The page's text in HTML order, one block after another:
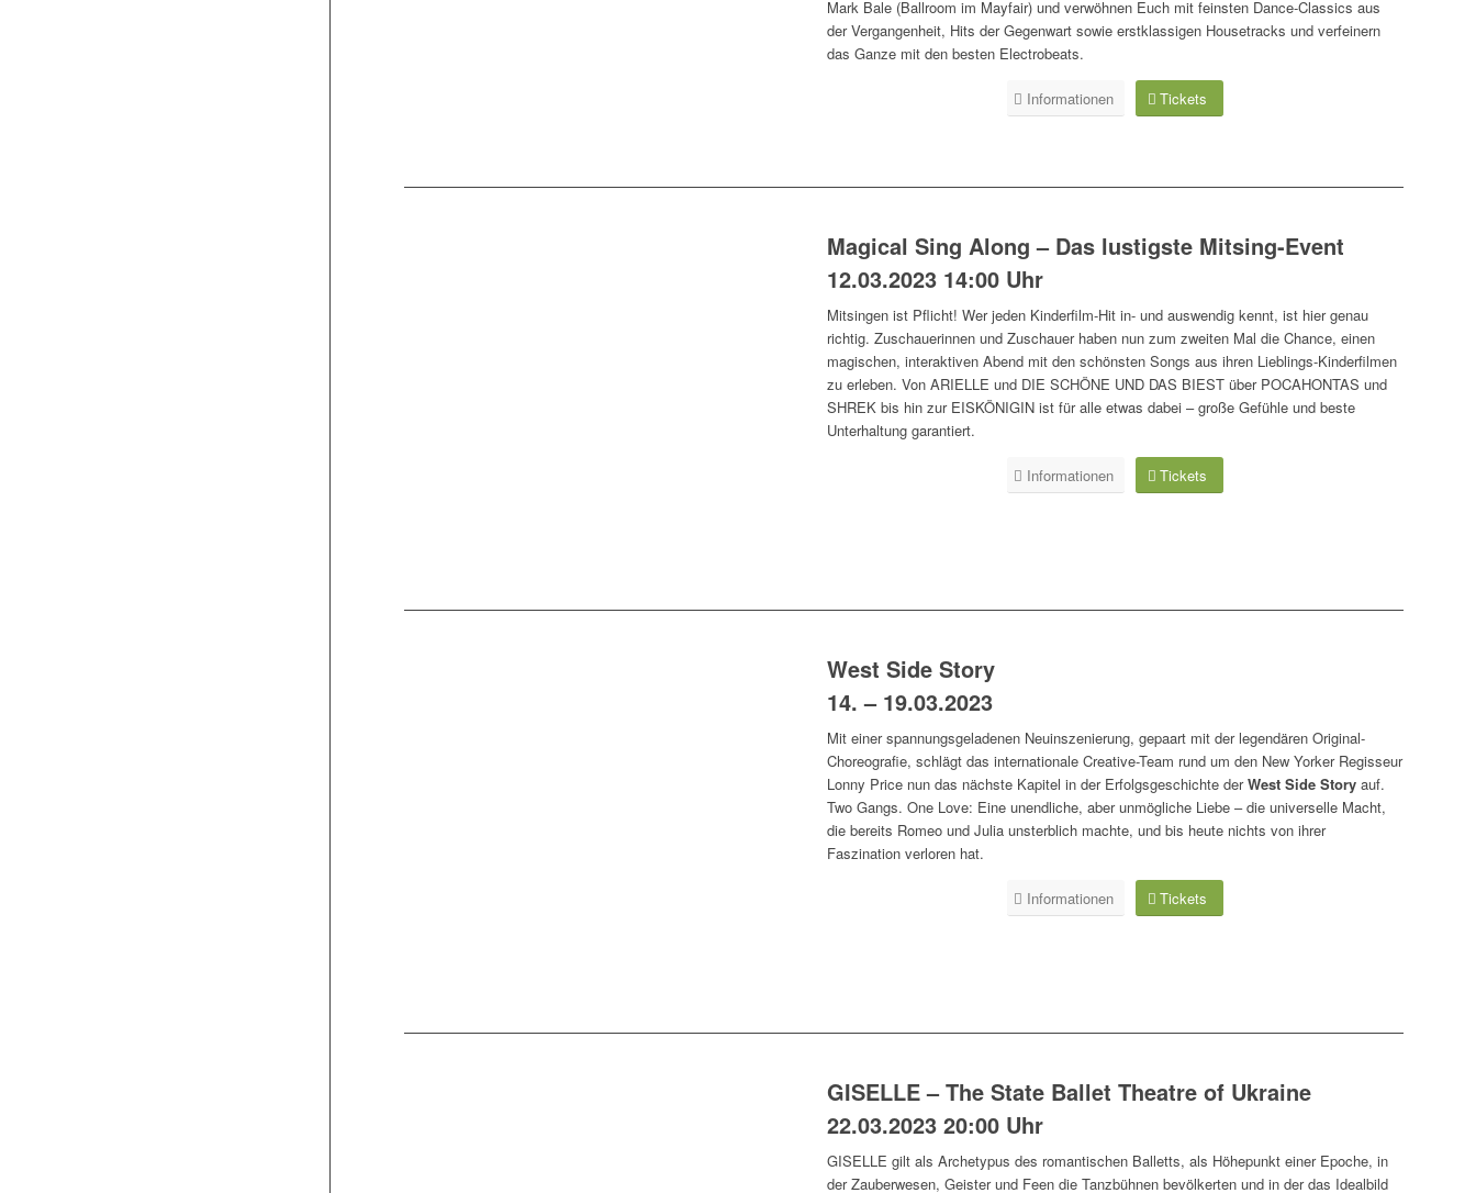
Mark Bale (Ballroom im Mayfair) und verwöhnen Euch mit feinsten Dance-Classics aus
der Vergangenheit, Hits der Gegenwart sowie erstklassigen Housetracks und verfeinern
das Ganze mit den besten Electrobeats.
Informationen Tickets
Magical Sing Along – Das lustigste Mitsing-Event
12.03.2023 14:00 Uhr
Mitsingen ist Pflicht! Wer jeden Kinderfilm-Hit in- und auswendig kennt, ist hier genau
richtig. Zuschauerinnen und Zuschauer haben nun zum zweiten Mal die Chance, einen
magischen, interaktiven Abend mit den schönsten Songs aus ihren Lieblings-Kinderfilmen
zu erleben. Von ARIELLE und DIE SCHÖNE UND DAS BIEST über POCAHONTAS und
SHREK bis hin zur EISKÖNIGIN ist für alle etwas dabei – große Gefühle und beste
Unterhaltung garantiert.
Informationen Tickets
West Side Story
14. – 19.03.2023
Mit einer spannungsgeladenen Neuinszenierung, gepaart mit der legendären Original-
Choreografie, schlägt das internationale Creative-Team rund um den New Yorker Regisseur
Lonny Price nun das nächste Kapitel in der Erfolgsgeschichte derWest Side Story auf.
Two Gangs. One Love: Eine unendliche, aber unmögliche Liebe – die universelle Macht,
die bereits Romeo und Julia unsterblich machte, und bis heute nichts von ihrer
Faszination verloren hat.
Informationen Tickets
GISELLE – The State Ballet Theatre of Ukraine
22.03.2023 20:00 Uhr
GISELLE gilt als Archetypus des romantischen Balletts, als Höhepunkt einer Epoche, in
der Zauberwesen, Geister und Feen die Tanzbühnen bevölkerten und in der das Idealbild